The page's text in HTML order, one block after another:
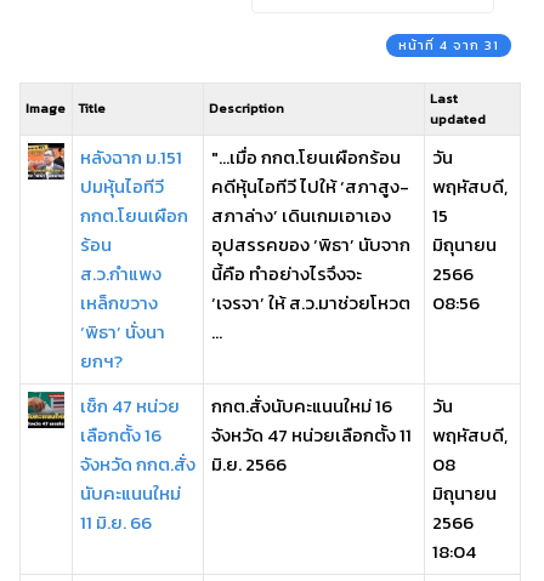
หน้าที่ 4 จาก 31
Image Title Description
Last
updated
หลังฉาก ม.151
ปมหุ้นไอทีวี
กกต.โยนเผือก
ร้อน
ส.ว.กำแพง
เหล็กขวาง
‘พิธา’ นั่งนา
ยกฯ?
"...เมื่อ กกต.โยนเผือกร้อน
คดีหุ้นไอทีวี ไปให้ ‘สภาสูง-
สภาล่าง’ เดินเกมเอาเอง
อุปสรรคของ ‘พิธา’ นับจาก
นี้คือ ทำอย่างไรจึงจะ
‘เจรจา’ ให้ ส.ว.มาช่วยโหวต
...
วัน
พฤหัสบดี,
15
มิถุนายน
2566
08:56
เช็ก 47 หน่วย
เลือกตั้ง 16
จังหวัด กกต.สั่ง
นับคะแนนใหม่
11 มิ.ย. 66
กกต.สั่งนับคะแนนใหม่ 16
จังหวัด 47 หน่วยเลือกตั้ง 11
มิ.ย. 2566
วัน
พฤหัสบดี,
08
มิถุนายน
2566
18:04